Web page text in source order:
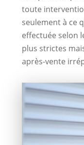
toute
seulement à ce
effectuée selon
plus strictes
après-vente